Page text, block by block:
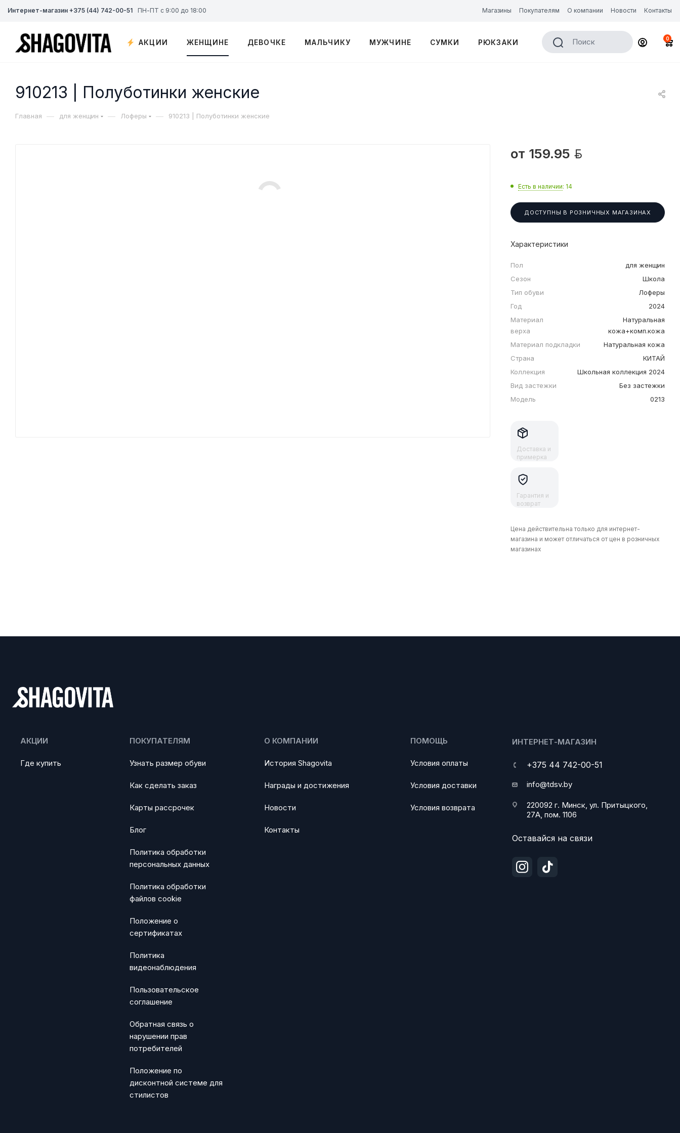
Интернет-магазин +375 (44) 742-00-51 ПН-ПТ с 9:00 до 18:00 Магазины Покупателям О компании Новости Контакты
АКЦИИ ЖЕНЩИНЕ ДЕВОЧКЕ МАЛЬЧИКУ МУЖЧИНЕ СУМКИ РЮКЗАКИ Поиск 0
910213 | Полуботинки женские
Главная — для женщин — Лоферы — 910213 | Полуботинки женские
от 159.95 
Есть в наличии: 14
ДОСТУПНЫ В РОЗНИЧНЫХ МАГАЗИНАХ
Характеристики
Пол
для женщин
Сезон
Школа
Тип обуви
Лоферы
Год
2024
Материал
верха
Натуральная
кожа+комп.кожа
Материал подкладки
Натуральная кожа
Страна
КИТАЙ
Коллекция
Школьная коллекция 2024
Вид застежки
Без застежки
Модель
0213
Доставка и
примерка
Гарантия и
возврат
Цена действительна только для интернет-
магазина и может отличаться от цен в розничных
магазинах
АКЦИИ
Где купить
ПОКУПАТЕЛЯМ
Узнать размер обуви
Как сделать заказ
Карты рассрочек
Блог
Политика обработки
персональных данных
Политика обработки
файлов cookie
Положение о
сертификатах
Политика
видеонаблюдения
Пользовательское
соглашение
Обратная связь о
нарушении прав
потребителей
Положение по
дисконтной системе для
стилистов
О КОМПАНИИ
История Shagovita
Награды и достижения
Новости
Контакты
ПОМОЩЬ
Условия оплаты
Условия доставки
Условия возврата
ИНТЕРНЕТ-МАГАЗИН
+375 44 742-00-51
info@tdsv.by
220092 г. Минск, ул. Притыцкого,
27А, пом. 1106
Оставайся на связи